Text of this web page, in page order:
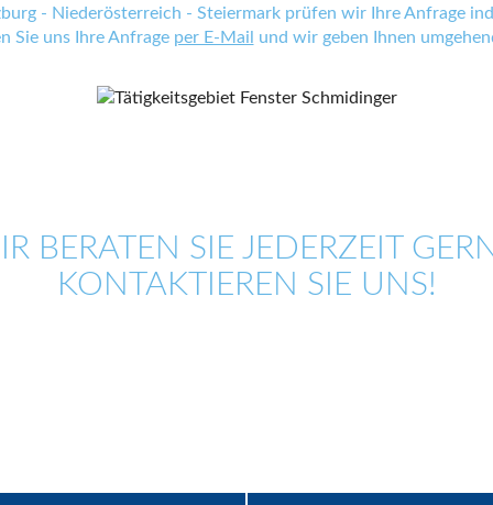
- Niederösterreich - Steiermark prüfen wir Ihre Anfrage
Sie uns Ihre Anfrage per E-Mail und wir geben Ihnen
BERATEN SIE JEDERZEIT
KONTAKTIEREN SIE UNS!